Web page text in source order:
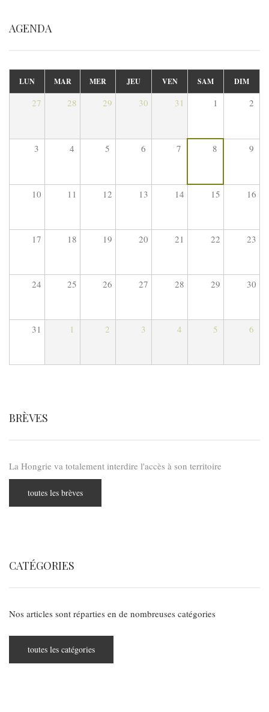
AGENDA
LUN MAR MER JEU VEN SAM DIM
27 28 29 30 31 1 2
3 4 5 6 7 8 9
10 11 12 13 14 15 16
17 18 19 20 21 22 23
24 25 26 27 28 29 30
31 1 2 3 4 5 6
BRÈVES
La Hongrie va totalement interdire l'accès à son territoire
toutes les brèves
CATÉGORIES
Nos articles sont réparties en de nombreuses catégories
toutes les catégories